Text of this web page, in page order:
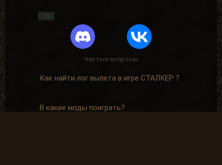
16+
Частые вопросы
Как найти лог вылета в игре СТАЛКЕР ?
В какие моды поиграть?